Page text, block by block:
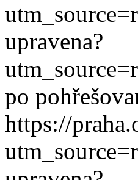
upravena?
po
https://